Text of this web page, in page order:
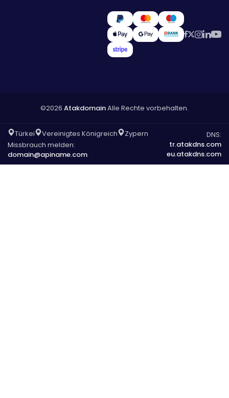
©2026 AtakdomainAlle Rechte vorbehalten.
Türkei Vereinigtes Königreich
Zypern
Missbrauch melden:
domain@apiname.com
DNS:
tr.atakdns.com
eu.atakdns.com